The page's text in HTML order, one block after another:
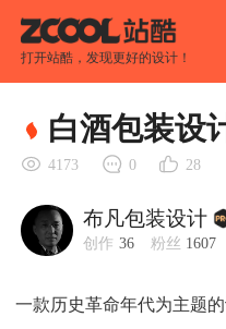
打开站酷，发现更好的设计！
白酒包装设
4173 0 28
布凡包装设计
创作 36 粉丝 1607
一款历史革命年代为主题